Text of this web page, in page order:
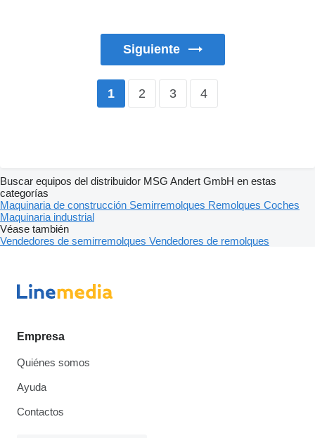
Siguiente
1 2 3 4
Buscar equipos del distribuidor MSG Andert GmbH en estas
categorías
Maquinaria de construcción Semirremolques Remolques Coches
Maquinaria industrial
Véase también
Vendedores de semirremolques Vendedores de remolques
Empresa
Quiénes somos
Ayuda
Contactos